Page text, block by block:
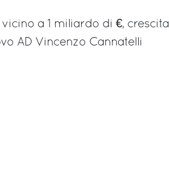
a 1 miliardo di €,
AD Vincenzo Cannatelli